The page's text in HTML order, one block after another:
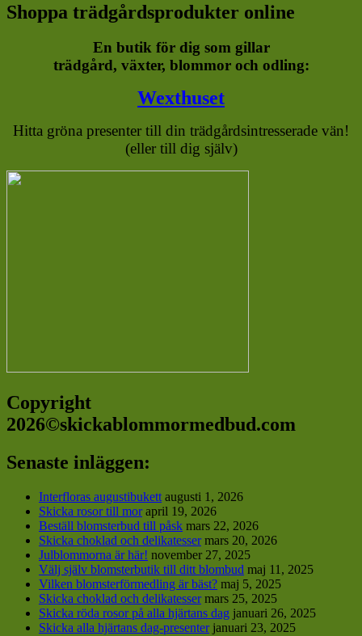
Shoppa trädgårdsprodukter online
En butik för dig som gillar
trädgård, växter, blommor och odling:
Wexthuset
Hitta gröna presenter till din trädgårdsintresserade vän!
(eller till dig själv)
Copyright
2026©skickablommormedbud.com
Senaste inläggen:
Interfloras augustibukett augusti 1, 2026
Skicka rosor till mor april 19, 2026
Beställ blomsterbud till påsk mars 22, 2026
Skicka choklad och delikatesser mars 20, 2026
Julblommorna är här! november 27, 2025
Välj själv blomsterbutik till ditt blombud maj 11, 2025
Vilken blomsterförmedling är bäst? maj 5, 2025
Skicka choklad och delikatesser mars 25, 2025
Skicka röda rosor på alla hjärtans dag januari 26, 2025
Skicka alla hjärtans dag-presenter januari 23, 2025